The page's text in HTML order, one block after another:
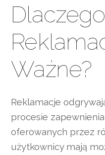
Dlaczego
Ważne?
Reklamacje
procesie
oferowanych przez
użytkownicy mają